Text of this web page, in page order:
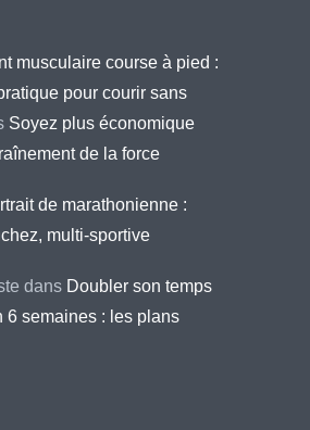
musculaire course à pied :
pour courir sans
Soyez plus économique
de la force
de marathonienne :
multi-sportive
dans Doubler son temps
6 semaines : les plans